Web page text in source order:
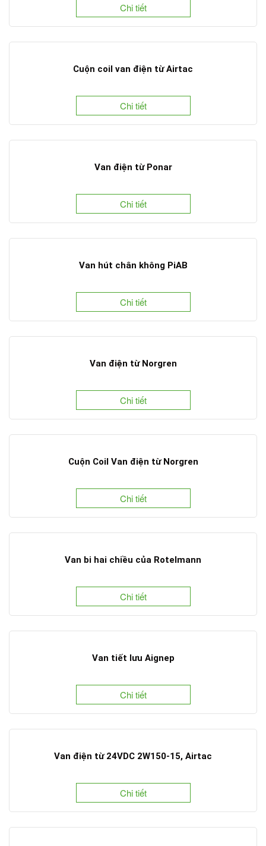
Chi tiết
Cuộn coil van điện từ Airtac
Chi tiết
Van điện từ Ponar
Chi tiết
Van hút chân không PiAB
Chi tiết
Van điện từ Norgren
Chi tiết
Cuộn Coil Van điện từ Norgren
Chi tiết
Van bi hai chiều của Rotelmann
Chi tiết
Van tiết lưu Aignep
Chi tiết
Van điện từ 24VDC 2W150-15, Airtac
Chi tiết